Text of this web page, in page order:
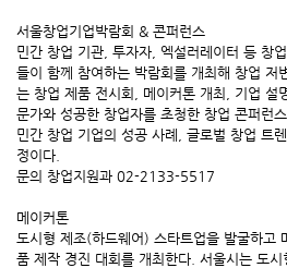
서울창업기업박람회 & 콘퍼런스
민간 창업 기관, 투자자, 엑설러레이터 등 창
들이 함께 참여하는 박람회를 개최해 창업 저
는 창업 제품 전시회, 메이커톤 개최, 기업 설
문가와 성공한 창업자를 초청한 창업 콘퍼런
민간 창업 기업의 성공 사례, 글로벌 창업 트
정이다.
문의 창업지원과 02-2133-5517
메이커톤
도시형 제조(하드웨어) 스타트업을 발굴하고
품 제작 경진 대회를 개최한다. 서울시는 도시